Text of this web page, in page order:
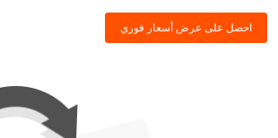
احصل على عرض أسعار فوري